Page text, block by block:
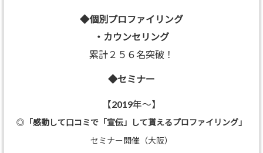
◆個別プロファイリング
・カウンセリング
累計２５６名突破！
◆セミナー
【2019年～】
◎ 「感動して口コミで「宣伝」して貰えるプロファイリング」
セミナー開催（大阪）